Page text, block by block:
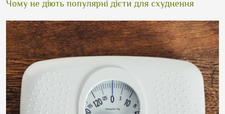
Чому не діють популярні дієти для схуднення